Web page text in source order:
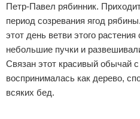
Культура
Экономика
Условия предоставления
Отказ от ответственности
Петр-Павел рябинник.
период созревания ягод
этот день ветви этого
небольшие пучки и
Связан этот красивый обычай
воспринималась как дерево,
всяких бед.